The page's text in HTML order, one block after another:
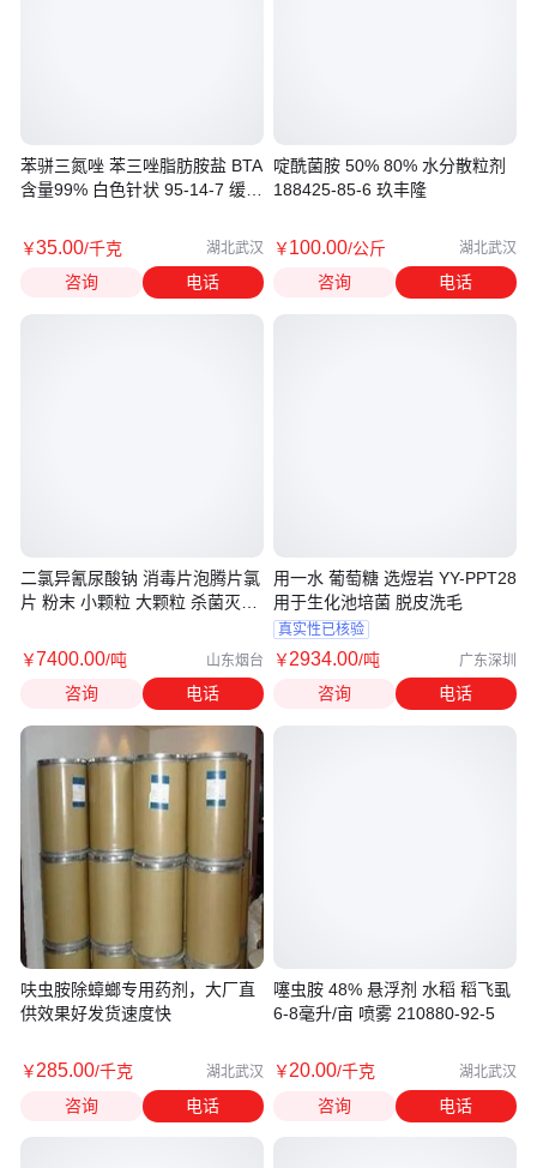
苯骈三氮唑 苯三唑脂肪胺盐 BTA
含量99% 白色针状 95-14-7 缓蚀
￥35.00/千克 湖北武汉
咨询 电话
二氯异氰尿酸钠 消毒片泡腾片氯
片 粉末 小颗粒 大颗粒 杀菌灭藻
￥7400.00/吨 山东烟台
咨询 电话
呋虫胺除蟑螂专用药剂，大厂直
供效果好发货速度快
￥285.00/千克 湖北武汉
咨询 电话
啶酰菌胺 50% 80% 水分散粒剂
188425-85-6 玖丰隆
￥100.00/公斤 湖北武汉
咨询 电话
用一水 葡萄糖 选煜岩 YY-PPT28
用于生化池培菌 脱皮洗毛
真实性已核验
￥2934.00/吨 广东深圳
咨询 电话
噻虫胺 48% 悬浮剂 水稻 稻飞虱
6-8毫升/亩 喷雾 210880-92-5
￥20.00/千克 湖北武汉
咨询 电话